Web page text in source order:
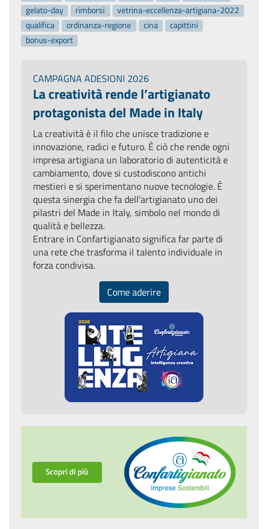
gelato-day
rimborsi
vetrina-eccellenza-artigiana-2022
qualifica
ordinanza-regione cina
capittini
bonus-export
CAMPAGNA ADESIONI 2026
La creatività rende l’artigianato
protagonista del Made in Italy
La creatività è il filo che unisce tradizione e
innovazione, radici e futuro. È ciò che rende ogni
impresa artigiana un laboratorio di autenticità e
cambiamento, dove si custodiscono antichi
mestieri e si sperimentano nuove tecnologie. È
questa sinergia che fa dell’artigianato uno dei
pilastri del Made in Italy, simbolo nel mondo di
qualità e bellezza.
Entrare in Confartigianato significa far parte di
una rete che trasforma il talento individuale in
forza condivisa.
Come aderire